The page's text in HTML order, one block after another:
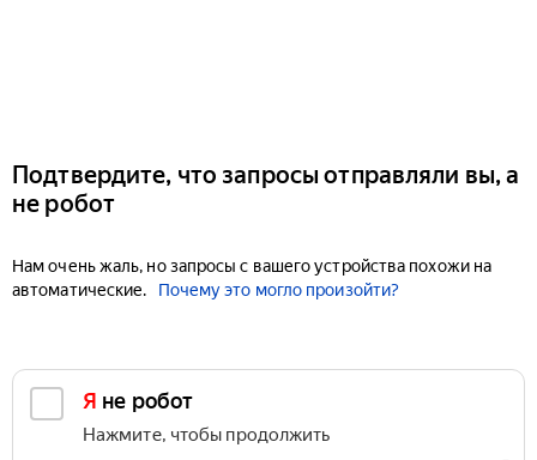
Подтвердите, что запросы отправляли вы, а
не робот
Нам очень жаль, но запросы с вашего устройства похожи на
автоматические.
Почему это могло произойти?
Я не робот
Нажмите, чтобы продолжить